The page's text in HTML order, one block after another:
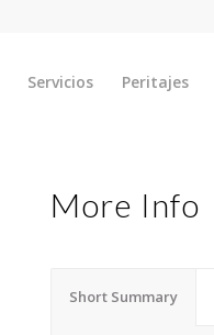
Servicios Peritajes
More Info
Short Summary